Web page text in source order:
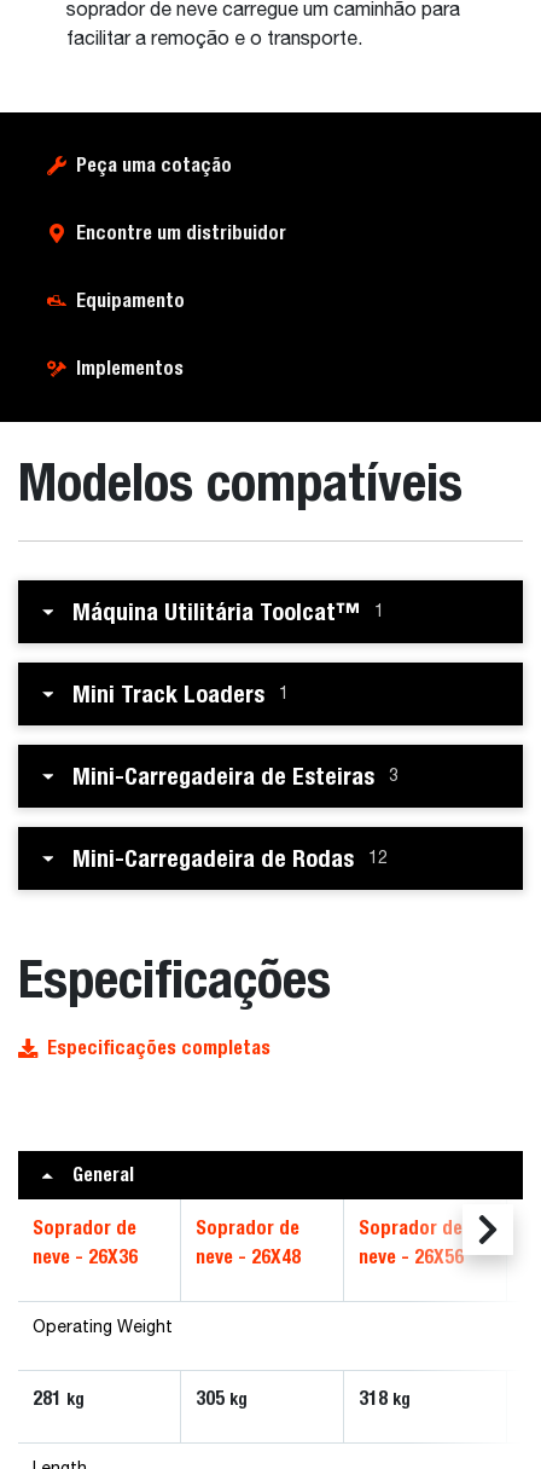
soprador de neve carregue um caminhão para
facilitar a remoção e o transporte.
Peça uma cotação
Encontre um distribuidor
Equipamento
Implementos
Modelos compatíveis
Máquina Utilitária Toolcat™ 1
Mini Track Loaders 1
Mini-Carregadeira de Esteiras 3
Mini-Carregadeira de Rodas 12
Especificações
Especificações completas
General
Soprador de
neve - 26X36
Soprador de
neve - 26X48
Soprador de
neve - 26X56
Operating Weight
281 kg 305 kg 318 kg